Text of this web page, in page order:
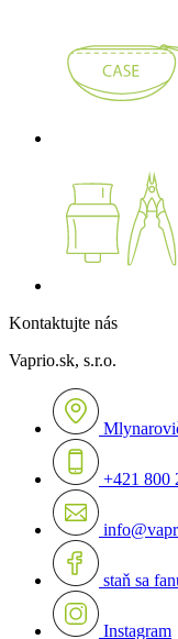
Kontaktujte nás
Vaprio.sk, s.r.o.
+421 800
staň sa
Instagram